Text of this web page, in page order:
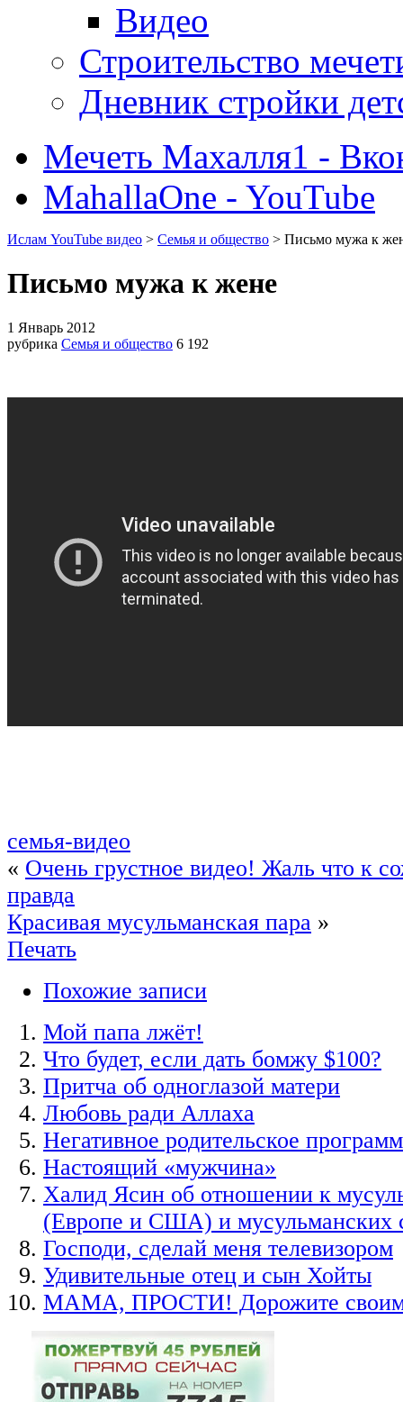
Видео
Строительство
Дневник стройки
Мечеть Махалля1 -
MahallaOne - YouTube
Ислам YouTube видео > Семья и общество > Письмо мужа к
Письмо мужа к жене
1 Январь 2012
рубрика Семья и общество 6 192
семья-видео
« Очень грустное видео! Жаль что к
правда
Красивая мусульманская пара »
Печать
Похожие записи
Мой папа лжёт!
Что будет, если дать бомжу $100?
Притча об одноглазой матери
Любовь ради Аллаха
Негативное родительское
Настоящий «мужчина»
Халид Ясин об отношении к
(Европе и США) и мусульманских
Господи, сделай меня телевизором
Удивительные отец и сын Хойты
МАМА, ПРОСТИ! Дорожите